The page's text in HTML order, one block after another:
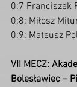
0:7 Franciszek
0:8: Miłosz
0:9: Mateusz
VII MECZ:
Bolesławiec –